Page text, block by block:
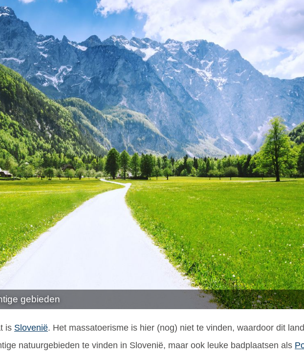
gebieden
is Slovenië. Het massatoerisme is hier (nog) niet te vinden, waardoor dit
natuurgebieden te vinden in Slovenië, maar ook leuke badplaatsen als